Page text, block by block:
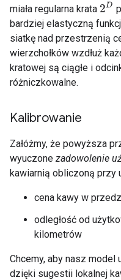
miała regularna krata 2D
bardziej elastyczną
siatkę nad przestrzenią
wierzchołków wzdłuż
kratowej są ciągłe i
różniczkowalne.
Kalibrowanie
Załóżmy, że powyższa
wyuczone zadowolenie
kawiarnią obliczoną przy
cena kawy w
odległość od
kilometrów
Chcemy, aby nasz model
dzięki sugestii lokalnej